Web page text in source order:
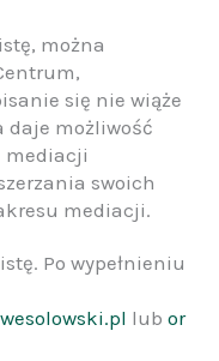
można
się nie wiąże
daje możliwość
mediacji
swoich
mediacji.
Po wypełnieniu
lubor